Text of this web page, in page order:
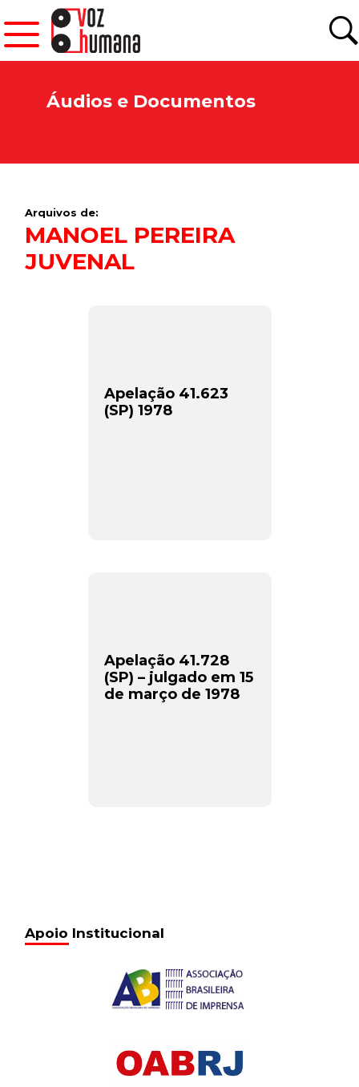
Áudios e Documentos
Arquivos de:
MANOEL PEREIRA
JUVENAL
Apelação 41.623
(SP) 1978
Apelação 41.728
(SP) – julgado em 15
de março de 1978
Apoio Institucional